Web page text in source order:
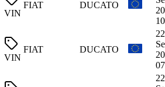
VIN
FIAT DUCATO
VIN
FIAT DUCATO